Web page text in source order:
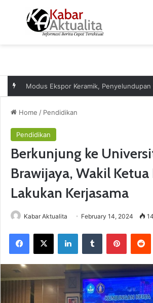
Menu
Home / Pendidikan
Pendidikan
Berkunjung ke
Brawijaya, Wakil Ketua
Lakukan Kerjasama
Kabar Aktualita February 14, 2024 14